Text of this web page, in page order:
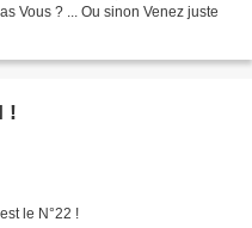
Vous ? ... Ou sinon Venez juste
!
le N°22 !